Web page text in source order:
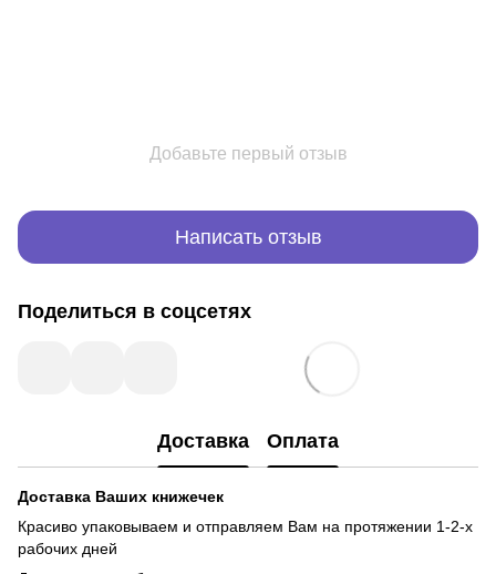
Добавьте первый отзыв
Написать отзыв
Поделиться в соцсетях
Доставка Оплата
Доставка Ваших книжечек
Красиво упаковываем и отправляем Вам на протяжении 1-2-х
рабочих дней